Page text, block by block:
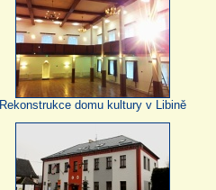
Rekonstrukce domu kultury v Libině